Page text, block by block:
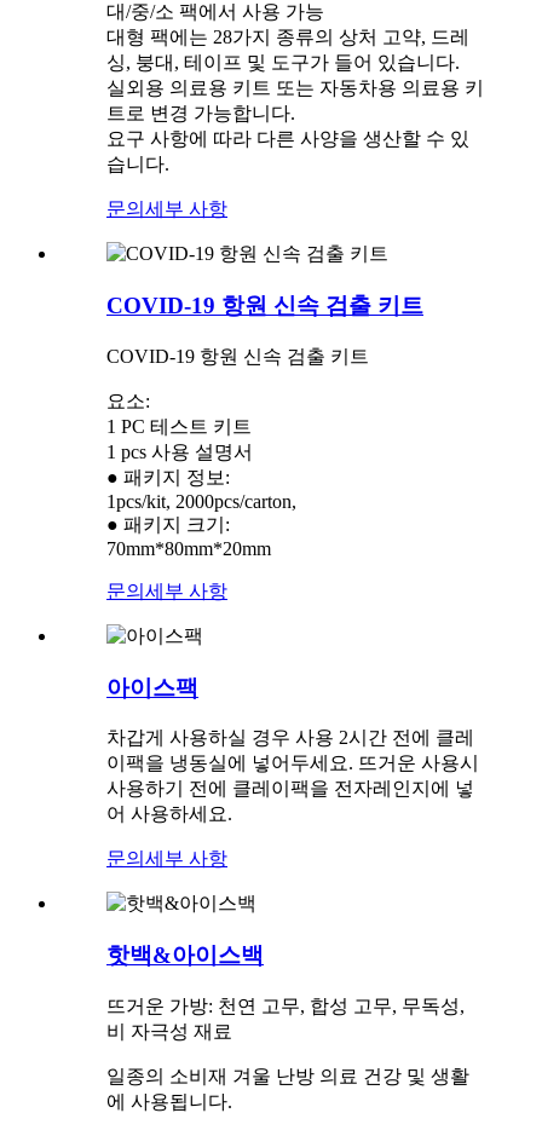
대/중/소 팩에서 사용 가능
대형 팩에는 28가지 종류의 상처 고약, 드레
싱, 붕대, 테이프 및 도구가 들어 있습니다.
실외용 의료용 키트 또는 자동차용 의료용 키
트로 변경 가능합니다.
요구 사항에 따라 다른 사양을 생산할 수 있
습니다.
문의 세부 사항
COVID-19 항원 신속 검출 키트
COVID-19 항원 신속 검출 키트
요소:
1 PC 테스트 키트
1 pcs 사용 설명서
● 패키지 정보:
1pcs/kit, 2000pcs/carton,
● 패키지 크기:
70mm*80mm*20mm
문의 세부 사항
아이스팩
차갑게 사용하실 경우 사용 2시간 전에 클레
이팩을 냉동실에 넣어두세요. 뜨거운 사용시
사용하기 전에 클레이팩을 전자레인지에 넣
어 사용하세요.
문의 세부 사항
핫백&아이스백
뜨거운 가방: 천연 고무, 합성 고무, 무독성,
비 자극성 재료
일종의 소비재 겨울 난방 의료 건강 및 생활
에 사용됩니다.